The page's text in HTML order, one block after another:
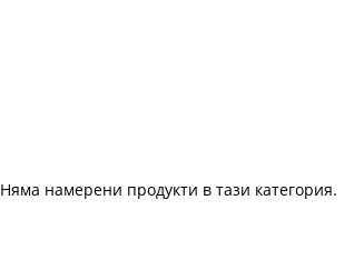
Няма намерени продукти в тази категория.